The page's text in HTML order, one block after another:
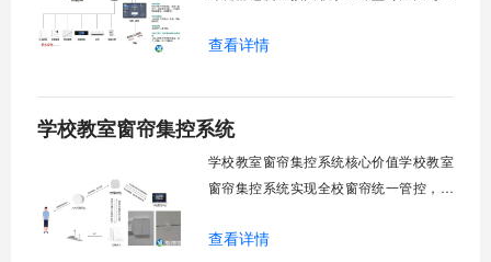
领域，打造教室风扇控制系统，实现温度
分组联动、安全防护六大模块一体化运
行，为学校提供精细化风扇管理方案。
查看详情
学校教室窗帘集控系统
学校教室窗帘集控系统核心价值学校教室
窗帘集控系统实现全校窗帘统一管控，提
能化改造后，一键完成全校窗帘开合，节
查看详情